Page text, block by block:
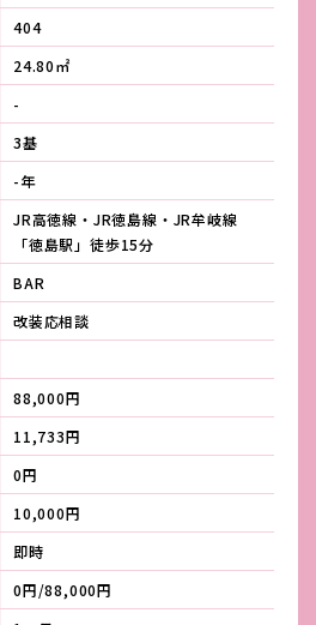
404
24.80㎡
-
3基
-年
JR高徳線・JR徳島線・JR牟岐線
「徳島駅」徒歩15分
BAR
改装応相談
88,000円
11,733円
0円
10,000円
即時
0円/88,000円